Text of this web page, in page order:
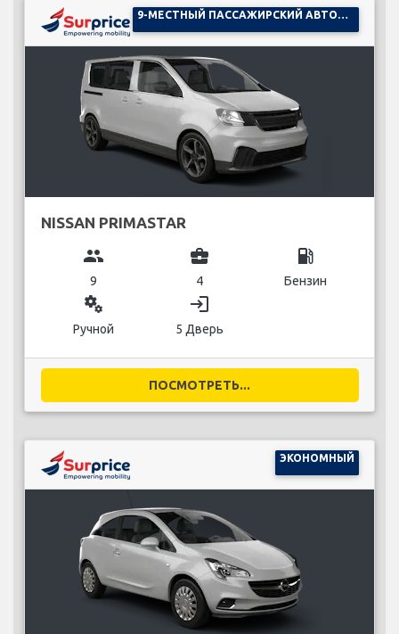
NISSAN PRIMASTAR
group
9
business_center
4
local_gas_station
Бензин
miscellaneous_services
Ручной
login
5 Дверь
ПОСМОТРЕТЬ...
ЭКОНОМНЫЙ